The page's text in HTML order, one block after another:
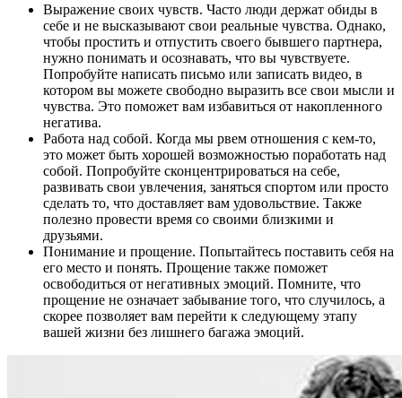
Выражение своих чувств. Часто люди держат обиды в
себе и не высказывают свои реальные чувства. Однако,
чтобы простить и отпустить своего бывшего партнера,
нужно понимать и осознавать, что вы чувствуете.
Попробуйте написать письмо или записать видео, в
котором вы можете свободно выразить все свои мысли и
чувства. Это поможет вам избавиться от накопленного
негатива.
Работа над собой. Когда мы рвем отношения с кем-то,
это может быть хорошей возможностью поработать над
собой. Попробуйте сконцентрироваться на себе,
развивать свои увлечения, заняться спортом или просто
сделать то, что доставляет вам удовольствие. Также
полезно провести время со своими близкими и
друзьями.
Понимание и прощение. Попытайтесь поставить себя на
его место и понять. Прощение также поможет
освободиться от негативных эмоций. Помните, что
прощение не означает забывание того, что случилось, а
скорее позволяет вам перейти к следующему этапу
вашей жизни без лишнего багажа эмоций.